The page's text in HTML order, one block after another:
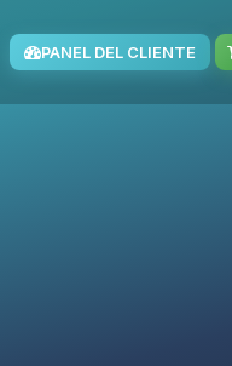
PANEL DEL CLIENTE